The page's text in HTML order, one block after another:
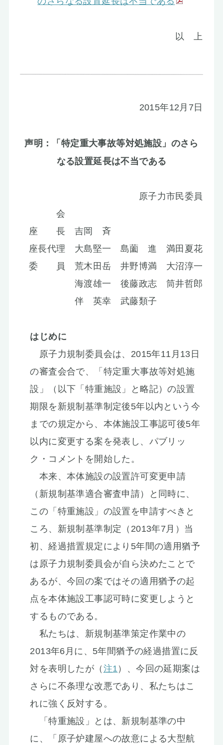
以 上
2015年12月7日
声明：「特定重大事故等対処施設」のさら
なる設置延長は不当である
原子力市民委員
会
座 長 吉岡 斉
座長代理 大島堅一 島薗 進 満田夏花
委 員 荒木田岳 井野博満 大沼淳一
海渡雄一 後藤政志 筒井哲郎
伴 英幸 武藤類子
はじめに
原子力規制委員会は、2015年11月13日
の審査会合で、「特定重大事故等対処施
設」（以下「特重施設」と略記）の設置
期限を新規制基準制定後5年以内という今
までの規定から、本体施設工事認可後5年
以内に変更する案を発表し、パブリッ
ク・コメントを開始した。
本来、本体施設の設置許可変更申請
（新規制基準適合審査申請）と同時に、
この「特重施設」の設置を申請すべきと
ころ、新規制基準制定（2013年7月）当
初、経過措置規定により5年間の適用猶予
は原子力規制委員会が自ら決めたことで
あるが、今回の案ではその適用猶予の起
点を本体施設工事認可時に変更しようと
するものである。
私たちは、新規制基準策定作業中の
2013年6月に、5年間猶予の経過措置に反
対を表明したが（ 注1 ）、今回の延期案は
さらに不条理な改悪であり、私たちはこ
れに強く反対する。
「特重施設」とは、新規制基準の中
に、「原子炉建屋への故意による大型航